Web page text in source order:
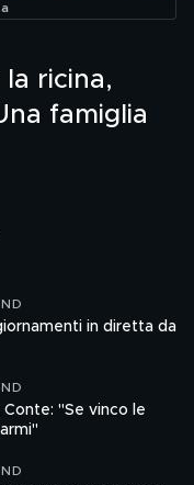
ricina,
famiglia
in diretta da
Conte: "Se vinco le